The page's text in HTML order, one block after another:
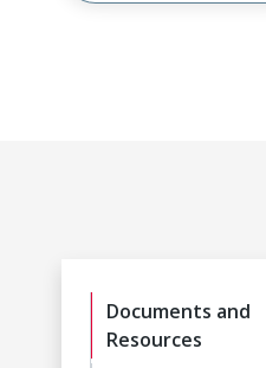
Documents and
Resources